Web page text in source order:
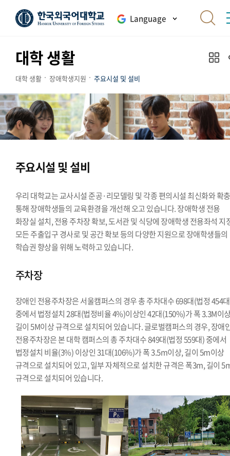
Language
대학 생활
대학 생활 장애학생지원 주요시설 및 설비
주요시설 및 설비
우리 대학교는 교사시설 준공·리모델링 및 각종 편의시설 최신화와 확
통해 장애학생들의 교육환경을 개선해 오고 있습니다. 장애학생 전용
화장실 설치, 전용 주차장 확보, 도서관 및 식당에 장애학생 전용좌석 지
모든 주출입구 경사로 및 공간 확보 등의 다양한 지원으로 장애학생들의
학습권 향상을 위해 노력하고 있습니다.
주차장
장애인 전용주차장은 서울캠퍼스의 경우 총 주차대수 698대(법정 454
중에서 법정설치 28대(법정비율 4%)이상인 42대(150%)가 폭 3.3M이
길이 5M이상 규격으로 설치되어 있습니다. 글로벌캠퍼스의 경우, 장애
전용주차장은 본 대학 캠퍼스의 총 주차대수 849대(법정 559대) 중에서
법정설치 비율(3%) 이상인 31대(106%)가 폭 3.5m이상, 길이 5m이상
규격으로 설치되어 있고, 일부 자체적으로 설치한 규격은 폭3m, 길이
규격으로 설치되어 있습니다.